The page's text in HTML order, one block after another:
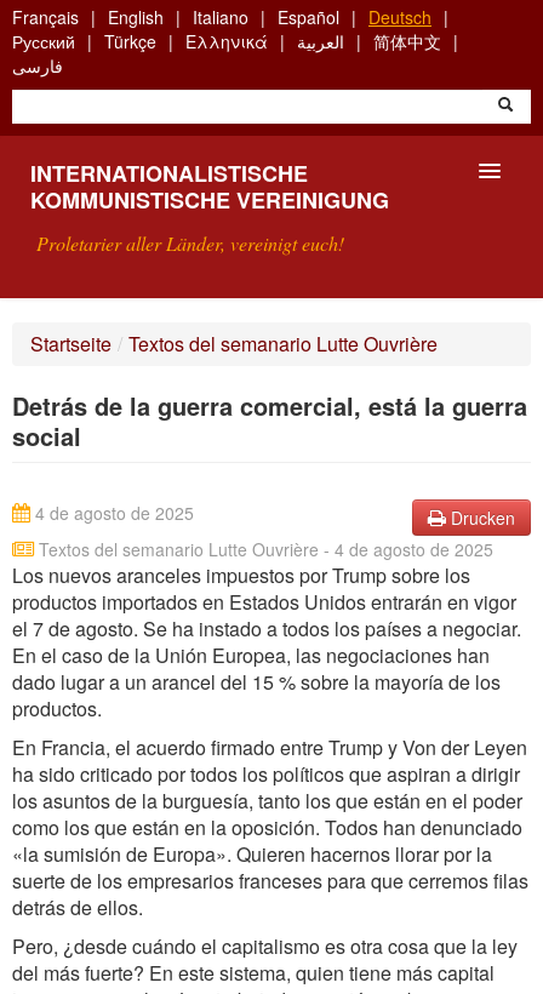
Skip
to
main
content
Français English Italiano Español
Deutsch
Русский
Türkçe Ελληνικά العربية
简体中文
فارسی
INTERNATIONALISTISCHE
KOMMUNISTISCHE VEREINIGUNG
Proletarier aller Länder, vereinigt euch!
SUCHE
Startseite / Textos del semanario Lutte Ouvrière
Detrás de la guerra comercial, está la guerra
social
Drucken
Textos del semanario Lutte Ouvrière - 4 de agosto de 2025
4 de agosto de 2025
Los nuevos aranceles impuestos por Trump sobre los
productos importados en Estados Unidos entrarán en vigor
el 7 de agosto. Se ha instado a todos los países a negociar.
En el caso de la Unión Europea, las negociaciones han
dado lugar a un arancel del 15 % sobre la mayoría de los
productos.
En Francia, el acuerdo firmado entre Trump y Von der Leyen
ha sido criticado por todos los políticos que aspiran a dirigir
los asuntos de la burguesía, tanto los que están en el poder
como los que están en la oposición. Todos han denunciado
«la sumisión de Europa». Quieren hacernos llorar por la
suerte de los empresarios franceses para que cerremos filas
detrás de ellos.
Pero, ¿desde cuándo el capitalismo es otra cosa que la ley
del más fuerte? En este sistema, quien tiene más capital